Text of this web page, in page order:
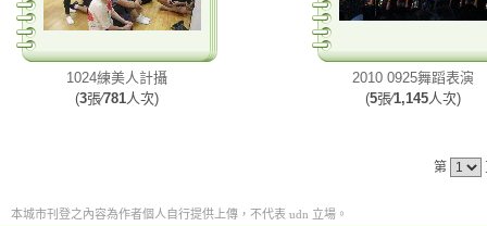
1024練美人計攝
(3張∕781人次)
2010 0925舞蹈表演
(5張∕1,145人次)
第
本城市刊登之內容為作者個人自行提供上傳，不代表 udn 立場。